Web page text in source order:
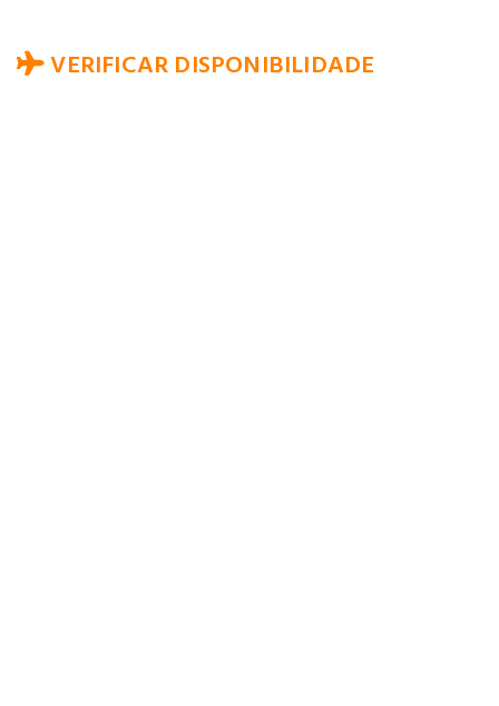
VERIFICAR DISPONIBILIDADE